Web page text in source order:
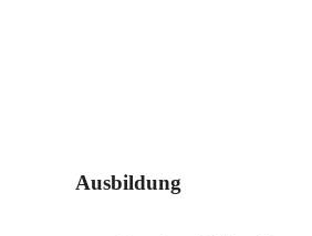
Ausbildung